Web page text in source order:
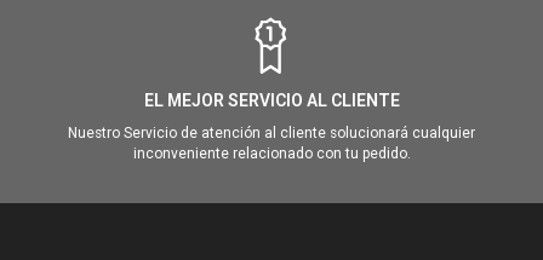
EL MEJOR SERVICIO AL CLIENTE
Nuestro Servicio de atención al cliente solucionará cualquier
inconveniente relacionado con tu pedido.